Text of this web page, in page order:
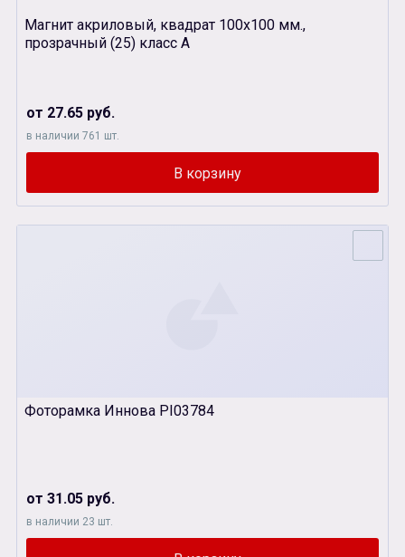
Магнит акриловый, квадрат 100х100 мм.,
прозрачный (25) класс А
от 27.65 руб.
в наличии 761 шт.
Фоторамка Иннова PI03784
от 31.05 руб.
в наличии 23 шт.